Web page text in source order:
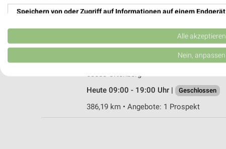
Heute 08:00 - 20:00 Uhr | Geschlossen
Karl-Hofmann-Str. 2-4
63683 Ortenberg
Heute 09:00 - 19:00 Uhr |
Geschlossen
386,19 km • Angebote: 1 Prospekt
Speichern von oder Zugriff auf Informationen auf einem Endgerät
Verwendung reduzierter Daten zur Auswahl von Werbeanzeigen
Erstellung von Profilen für personalisierte Werbung
Erstellung von Profilen zur Personalisierung von Inhalten
Alle akzeptieren
Nein, anpassen